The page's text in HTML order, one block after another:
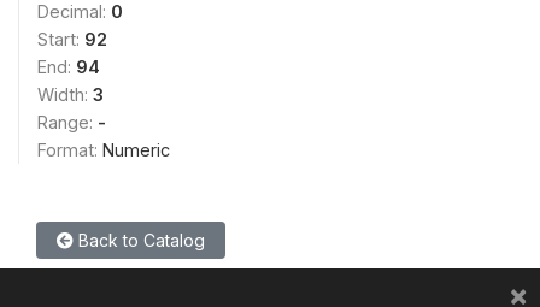
Decimal: 0
Start: 92
End: 94
Width: 3
Range: -
Format: Numeric
Back to Catalog
×